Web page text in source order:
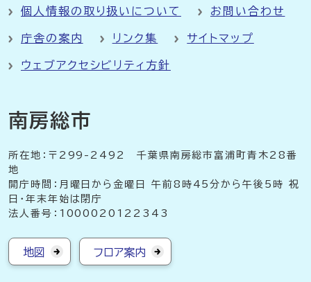
個人情報の取り扱いについて お問い合わせ
庁舎の案内 リンク集 サイトマップ
ウェブアクセシビリティ方針
南房総市
所在地：〒299-2492 千葉県南房総市富浦町青木28番
地
開庁時間：月曜日から金曜日 午前8時45分から午後5時 祝
日・年末年始は閉庁
法人番号：1000020122343
地図 フロア案内